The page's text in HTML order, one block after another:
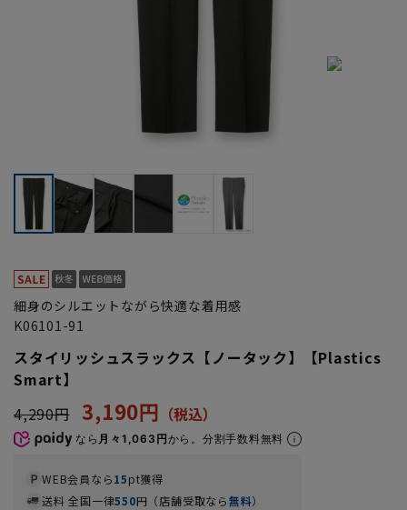
細身のシルエットながら快適な着用感
K06101-91
スタイリッシュスラックス【ノータック】【Plastics
Smart】
4,290円 3,190円
なら 月々1,063円から。分割手数料無料
WEB会員なら15pt獲得
送料 全国一律550円（店舗受取なら無料）